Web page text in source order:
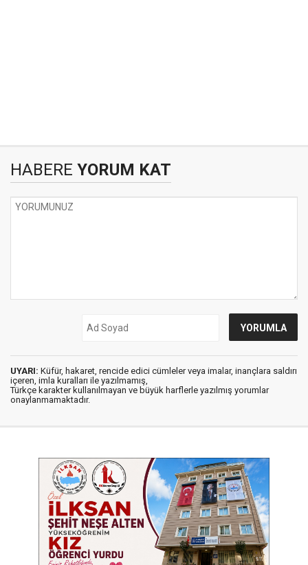
HABERE YORUM KAT
UYARI: Küfür, hakaret, rencide edici cümleler veya imalar, inançlara saldırı
içeren, imla kuralları ile yazılmamış,
Türkçe karakter kullanılmayan ve büyük harflerle yazılmış yorumlar
onaylanmamaktadır.